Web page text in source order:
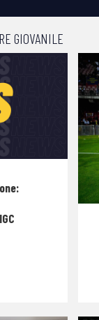
GIOVANILE